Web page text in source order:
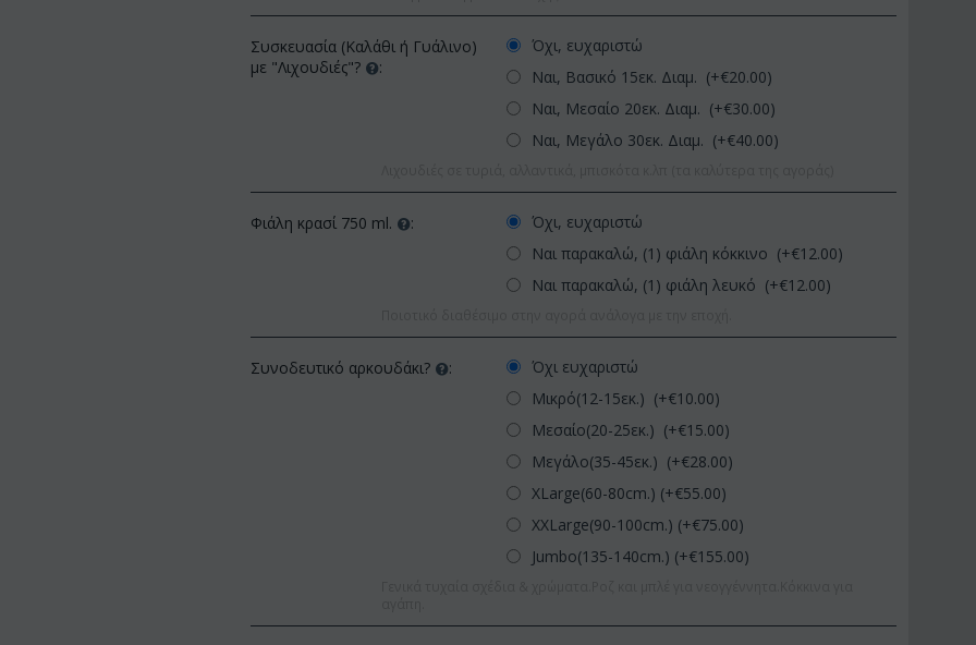
Ορχιδέα φαλαίνοψις φυτό "(1)
(21) τριαντάφυλλα 60-70 εκ.
(διάφορα χρώμ...
ΚΩΔΙΚΟΣ:
Ορχιδέα φαλαίνοψις σε
γυάλινο βάζο
€45.00 € 39.99
Συσκευασία (Καλάθι ή Γυάλινο)
με "Λιχουδιές"?
:
Όχι, ευχαριστώ
Ναι, Βασικό 15εκ. Διαμ. (+€20.00)
Ναι, Μεσαίο 20εκ. Διαμ. (+€30.00)
Ναι, Μεγάλο 30εκ. Διαμ. (+€40.00)
Φιάλη κρασί 750 ml. :
Όχι, ευχαριστώ
Ναι παρακαλώ, (1) φιάλη κόκκινο (+€12.00)
Ναι παρακαλώ, (1) φιάλη λευκό (+€12.00)
Συνοδευτικό αρκουδάκι? :
Όχι ευχαριστώ
Μικρό(12-15εκ.) (+€10.00)
Μεσαίο(20-25εκ.) (+€15.00)
Μεγάλο(35-45εκ.) (+€28.00)
XLarge(60-80cm.) (+€55.00)
XXLarge(90-100cm.) (+€75.00)
Jumbo(135-140cm.) (+€155.00)